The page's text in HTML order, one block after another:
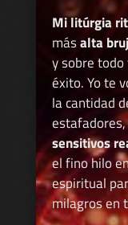
Mi litúrgia
másalta
y sobre
éxito. Yo te
la cantidad
estafadores,
sensitivos
el fino hilo
espiritual
milagros en